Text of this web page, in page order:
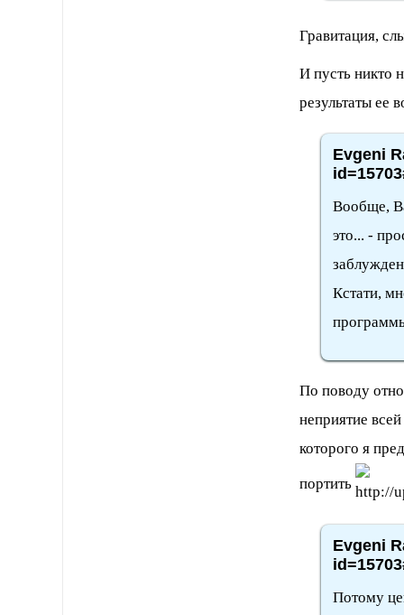
Гравитация,
И пусть никто
результаты ее
Evgeni
Вообще,
это... -
Кстати,
По поводу
неприятие
которого я
портить
Evgeni
Потому